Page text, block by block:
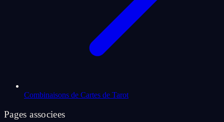
Combinaisons de Cartes de Tarot
Pages associees